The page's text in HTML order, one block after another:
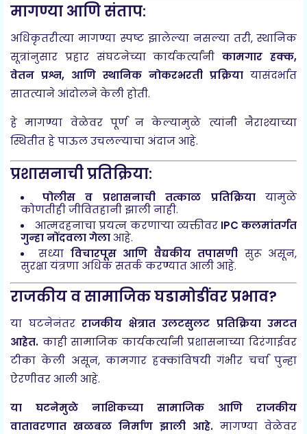
मागण्या आणि संताप:
अधिकृतरीत्या मागण्या स्पष्ट झालेल्या नसल्या तरी, स्थानिक
सूत्रांनुसार प्रहार संघटनेच्या कार्यकर्त्यांनीकामगार हक्क,
वेतन प्रश्न, आणि स्थानिक नोकरभरती प्रक्रिया यासंदर्भात
सातत्याने आंदोलने केली होती.
हे मागण्या वेळेवर पूर्ण न केल्यामुळे त्यांनी नैराश्याच्या
स्थितीत हे पाऊल उचलल्याचा अंदाज आहे.
प्रशासनाची प्रतिक्रिया:
पोलीस व प्रशासनाची तत्काळ प्रतिक्रियायामुळे
कोणतीही जीवितहानी झाली नाही.
आत्मदहनाचा प्रयत्न करणाऱ्या व्यक्तीवर IPC कलमांतर्गत
गुन्हा नोंदवला गेलाआहे.
सध्या विचारपूस आणि वैद्यकीय तपासणी सुरू असून,
सुरक्षा यंत्रणा अधिक सतर्क करण्यात आली आहे.
राजकीय व सामाजिक घडामोडींवर प्रभाव?
या घटनेनंतर राजकीय क्षेत्रात उलटसुलट प्रतिक्रिया उमटत
आहेत. काही सामाजिक कार्यकर्त्यांनी प्रशासनाच्या दिरंगाईवर
टीका केली असून, कामगार हक्कांविषयी गंभीर चर्चा पुन्हा
ऐरणीवर आली आहे.
या घटनेमुळे नाशिकच्या सामाजिक आणि राजकीय
वातावरणात खळबळ निर्माण झाली आहे. मागण्या वेळेवर